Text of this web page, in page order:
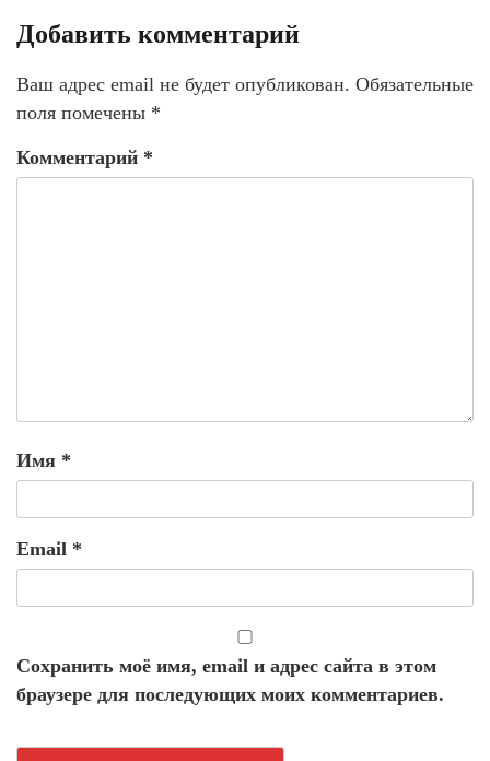
Добавить комментарий
Ваш адрес email не будет опубликован. Обязательные
поля помечены *
Комментарий *
Имя *
Email *
Сохранить моё имя, email и адрес сайта в этом
браузере для последующих моих комментариев.